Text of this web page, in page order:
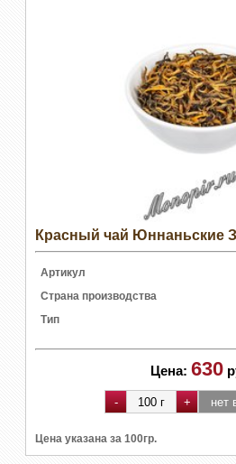
Красный чай Юннаньские
Артикул
Страна производства
Тип
Цена: 630
Цена указана за 100гр.